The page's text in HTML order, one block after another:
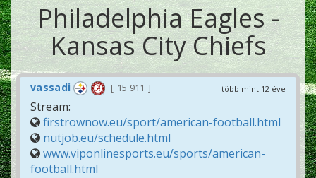
Philadelphia Eagles -
Kansas City Chiefs
több mint 12 éve
vassadi 15 911
Stream:
firstrownow.eu/sport/american-football.html
nutjob.eu/schedule.html
www.viponlinesports.eu/sports/american-
football.html